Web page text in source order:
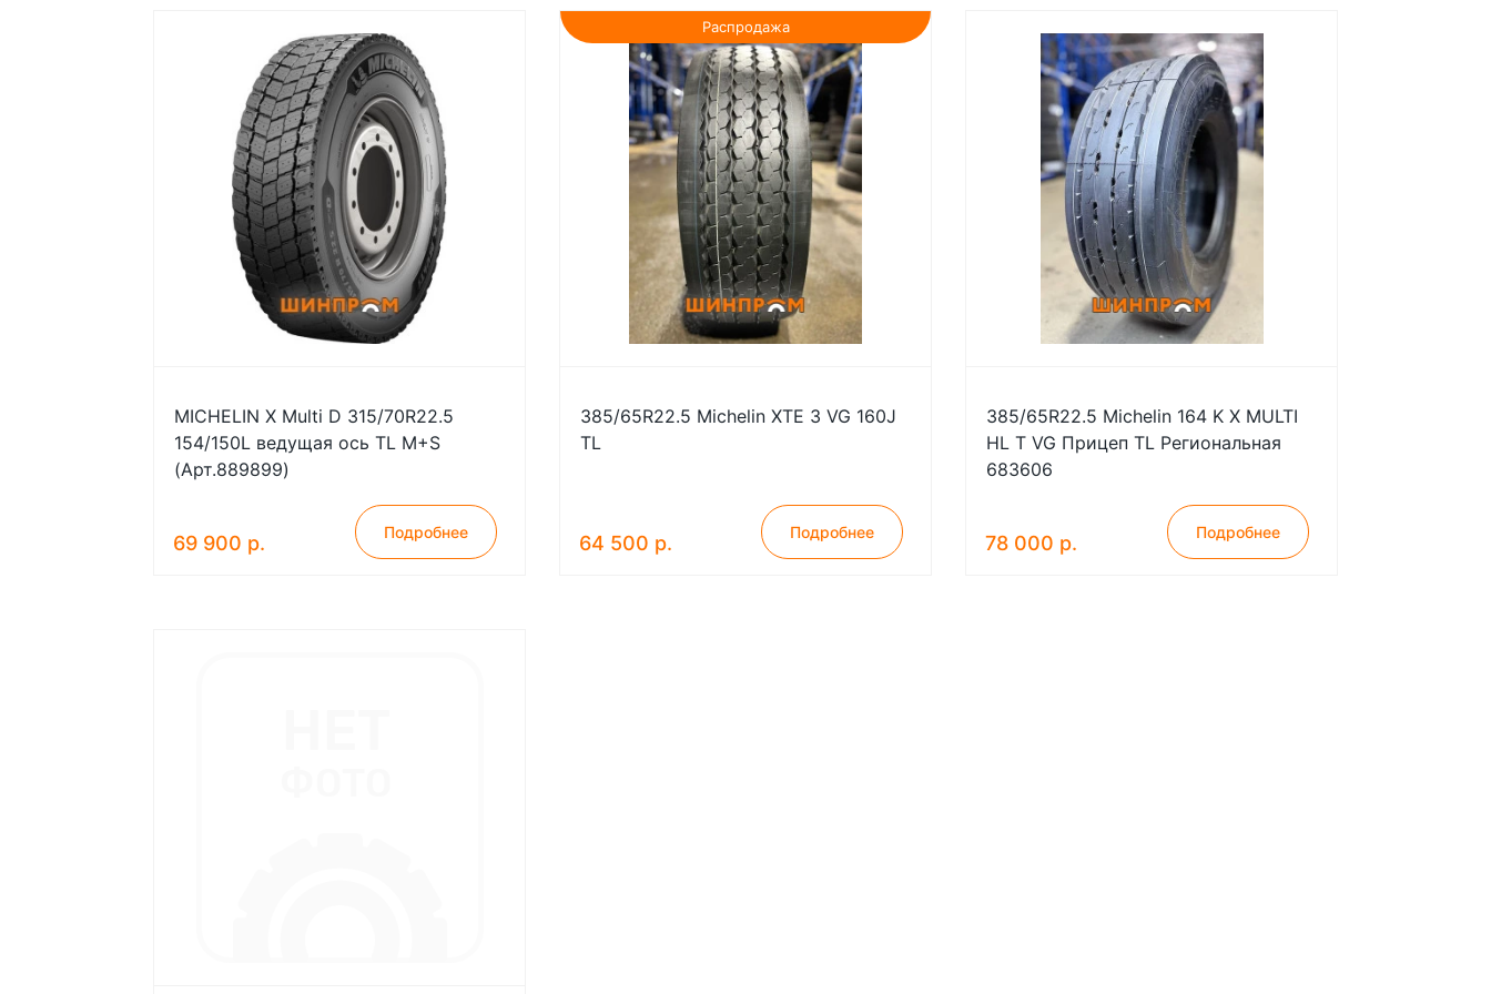
MICHELIN X Multi D 315/70R22.5
154/150L ведущая ось TL M+S
(Арт.889899)
69 900 р. Подробнее
Распродажа
385/65R22.5 Michelin XTE 3 VG 160J
TL
64 500 р. Подробнее
385/65R22.5 Michelin 164 K X MULTI
HL T VG Прицеп TL Региональная
683606
78 000 р. Подробнее